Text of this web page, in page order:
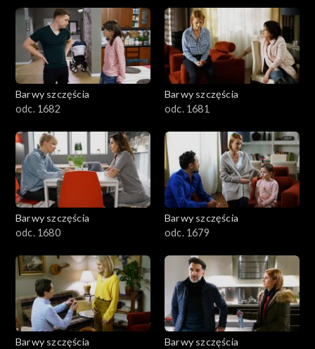
Barwy szczęścia
odc. 1682
Barwy szczęścia
odc. 1681
Barwy szczęścia
odc. 1680
Barwy szczęścia
odc. 1679
Barwy szczęścia
Barwy szczęścia